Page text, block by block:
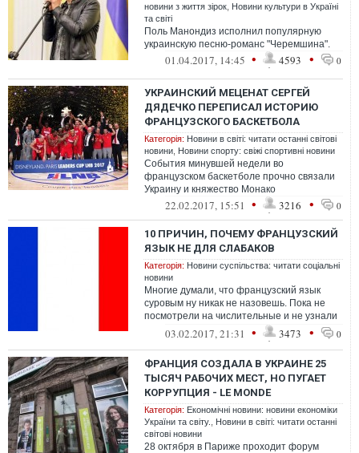
новини з життя зірок Новини культури в Україні
та світі
Поль Манондиз исполнил популярную
украинскую песню-романс "Черемшина".
01.04.2017, 14:45 • 4593 • 0
УКРАИНСКИЙ МЕЦЕНАТ СЕРГЕЙ
ДЯДЕЧКО ПЕРЕПИСАЛ ИСТОРИЮ
ФРАНЦУЗСКОГО БАСКЕТБОЛА
Категорія: Новини в світі: читати останні світові
новини Новини спорту: свіжі спортивні новини
События минувшей недели во
французском баскетболе прочно связали
Украину и княжество Монако
22.02.2017, 15:51 • 3216 • 0
10 ПРИЧИН, ПОЧЕМУ ФРАНЦУЗСКИЙ
ЯЗЫК НЕ ДЛЯ СЛАБАКОВ
Категорія: Новини суспільства: читати соціальні
новини
Многие думали, что французский язык
суровым ну никак не назовешь. Пока не
посмотрели на числительные и не узнали
еще пару особенностей.
03.02.2017, 21:31 • 3473 • 0
ФРАНЦИЯ СОЗДАЛА В УКРАИНЕ 25
ТЫСЯЧ РАБОЧИХ МЕСТ, НО ПУГАЕТ
КОРРУПЦИЯ - LE MONDE
Категорія: Економічні новини: новини економіки
України та світу.
Новини в світі: читати останні
світові новини
28 октября в Париже проходит форум